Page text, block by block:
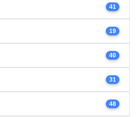
41
19
40
31
48